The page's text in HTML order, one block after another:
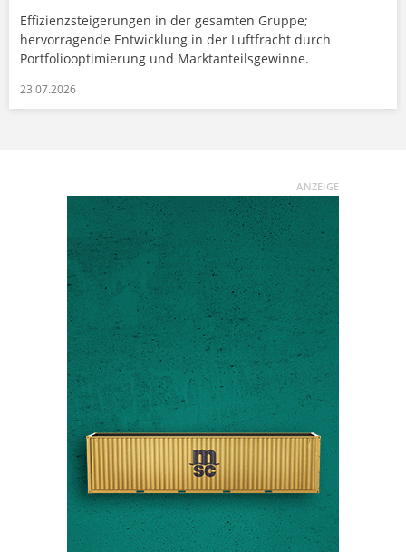
Effizienzsteigerungen in der gesamten Gruppe;
hervorragende Entwicklung in der Luftfracht durch
Portfoliooptimierung und Marktanteilsgewinne.
23.07.2026
ANZEIGE